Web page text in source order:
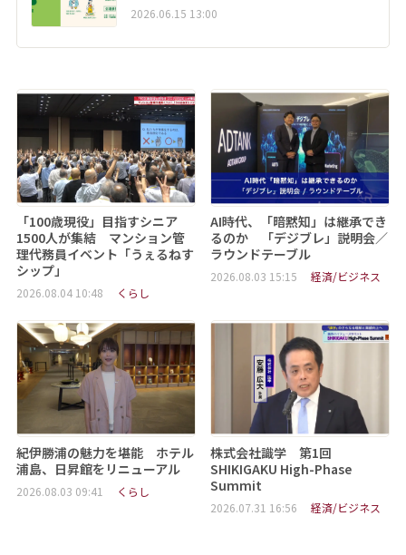
2026.06.15 13:00
「100歳現役」目指すシニア
1500人が集結 マンション管
理代務員イベント「うぇるねす
シップ」
2026.08.04 10:48 くらし
AI時代、「暗黙知」は継承でき
るのか 「デジブレ」説明会／
ラウンドテーブル
2026.08.03 15:15 経済/ビジネス
紀伊勝浦の魅力を堪能 ホテル
浦島、日昇館をリニューアル
2026.08.03 09:41 くらし
株式会社識学 第1回
SHIKIGAKU High-Phase
Summit
2026.07.31 16:56 経済/ビジネス